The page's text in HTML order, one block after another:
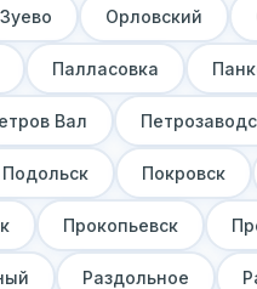
Орловский
Палласовка
Вал
Подольск Покровск
Прокопьевск
Раздольное